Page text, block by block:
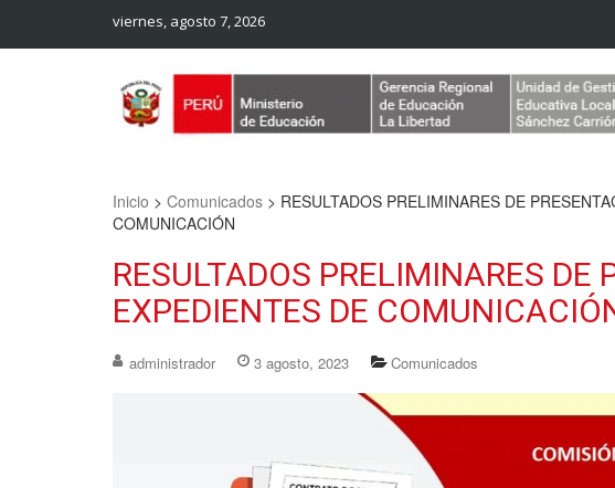
viernes, agosto 7, 2026
Inicio > Comunicados > RESULTADOS PRELIMINARES DE
COMUNICACIÓN
RESULTADOS PRELIMINARES DE
EXPEDIENTES DE
administrador 3 agosto, 2023 Comunicados